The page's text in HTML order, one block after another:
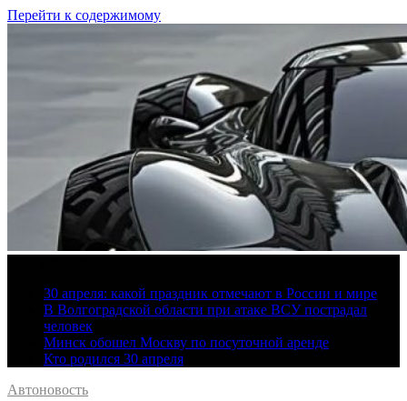
Перейти к содержимому
30 апреля: какой праздник отмечают в России и мире
В Волгоградской области при атаке ВСУ пострадал
человек
Минск обошел Москву по посуточной аренде
Кто родился 30 апреля
Автоновость